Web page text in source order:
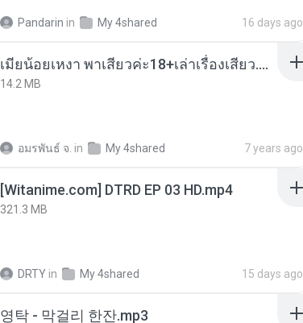
Pandarin in My 4shared 16 days ago
เมียน้อยเหงา พาเสียวค่ะ18+เล่าเรื่องเสียว.mp3
14.2 MB
อมรพันธ์ จ. in My 4shared 7 years ago
[Witanime.com] DTRD EP 03 HD.mp4
321.3 MB
DRTY in My 4shared 15 days ago
영탁 - 막걸리 한잔.mp3